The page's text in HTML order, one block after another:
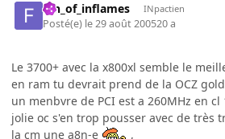
fan_of_inflames INpactien
Posté(e) le 29 août 200520 a
Le 3700+ avec la x800xl semble le
en ram tu devrait prend de la OCZ gold
un menbvre de PCI est a 260MHz en
jolie oc s'en trop pousser avec de très
la cm une a8n-e
,